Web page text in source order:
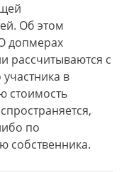
Об этом
допмерах
рассчитываются с
в
стоимость
по
собственника.